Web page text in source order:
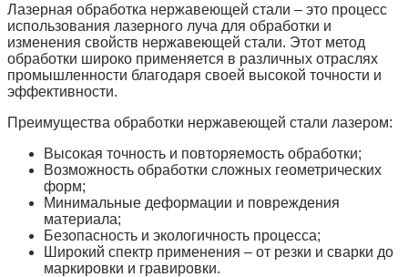
Лазерная обработка нержавеющей стали – это процесс
использования лазерного луча для обработки и
изменения свойств нержавеющей стали. Этот метод
обработки широко применяется в различных отраслях
промышленности благодаря своей высокой точности и
эффективности.
Преимущества обработки нержавеющей стали лазером:
Высокая точность и повторяемость обработки;
Возможность обработки сложных геометрических
форм;
Минимальные деформации и повреждения
материала;
Безопасность и экологичность процесса;
Широкий спектр применения – от резки и сварки до
маркировки и гравировки.